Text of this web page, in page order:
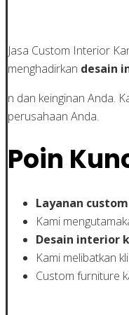
Jasa Custom Interior
menghadirkan desain
n dan keinginan Anda.
perusahaan Anda.
Poin
Layanan
Kami
Desain interior
Kami melibatkan
Custom furniture